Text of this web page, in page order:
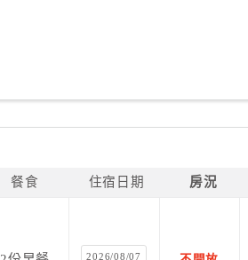
餐食 住宿日期 房況
2026/08/07